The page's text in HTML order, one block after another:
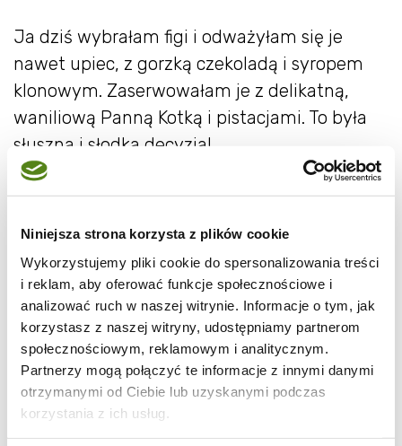
Niniejsza strona korzysta z plików cookie
Wykorzystujemy pliki cookie do spersonalizowania treści
i reklam, aby oferować funkcje społecznościowe i
analizować ruch w naszej witrynie. Informacje o tym, jak
korzystasz z naszej witryny, udostępniamy partnerom
społecznościowym, reklamowym i analitycznym.
Partnerzy mogą połączyć te informacje z innymi danymi
otrzymanymi od Ciebie lub uzyskanymi podczas
korzystania z ich usług.
Ja dziś wybrałam figi i odważyłam się je
nawet upiec, z gorzką czekoladą i syropem
klonowym. Zaserwowałam je z delikatną,
waniliową Panną Kotką i pistacjami. To była
słuszna i słodka decyzja!